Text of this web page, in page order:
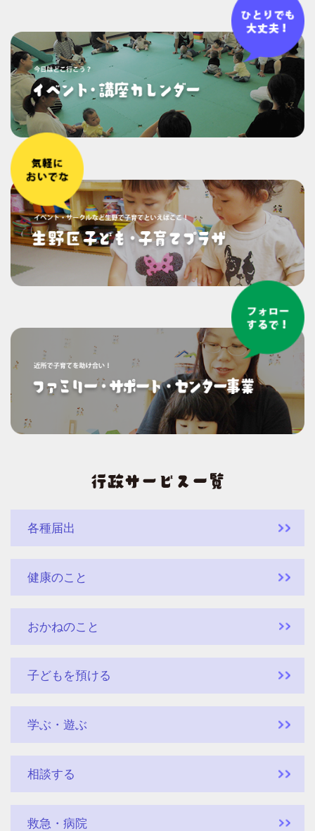
各種届出
健康のこと
おかねのこと
子どもを預ける
学ぶ・遊ぶ
相談する
救急・病院